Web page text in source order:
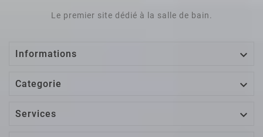
Le premier site dédié à la salle de bain.
Informations 
Categorie 
Services 